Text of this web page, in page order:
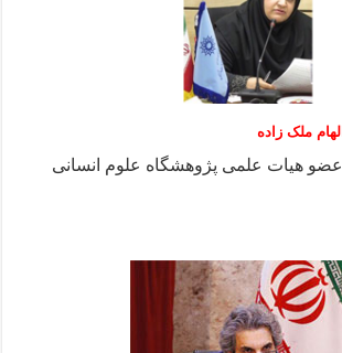
زاده
عضو هیات علمی پژوهشگاه علوم انسانی